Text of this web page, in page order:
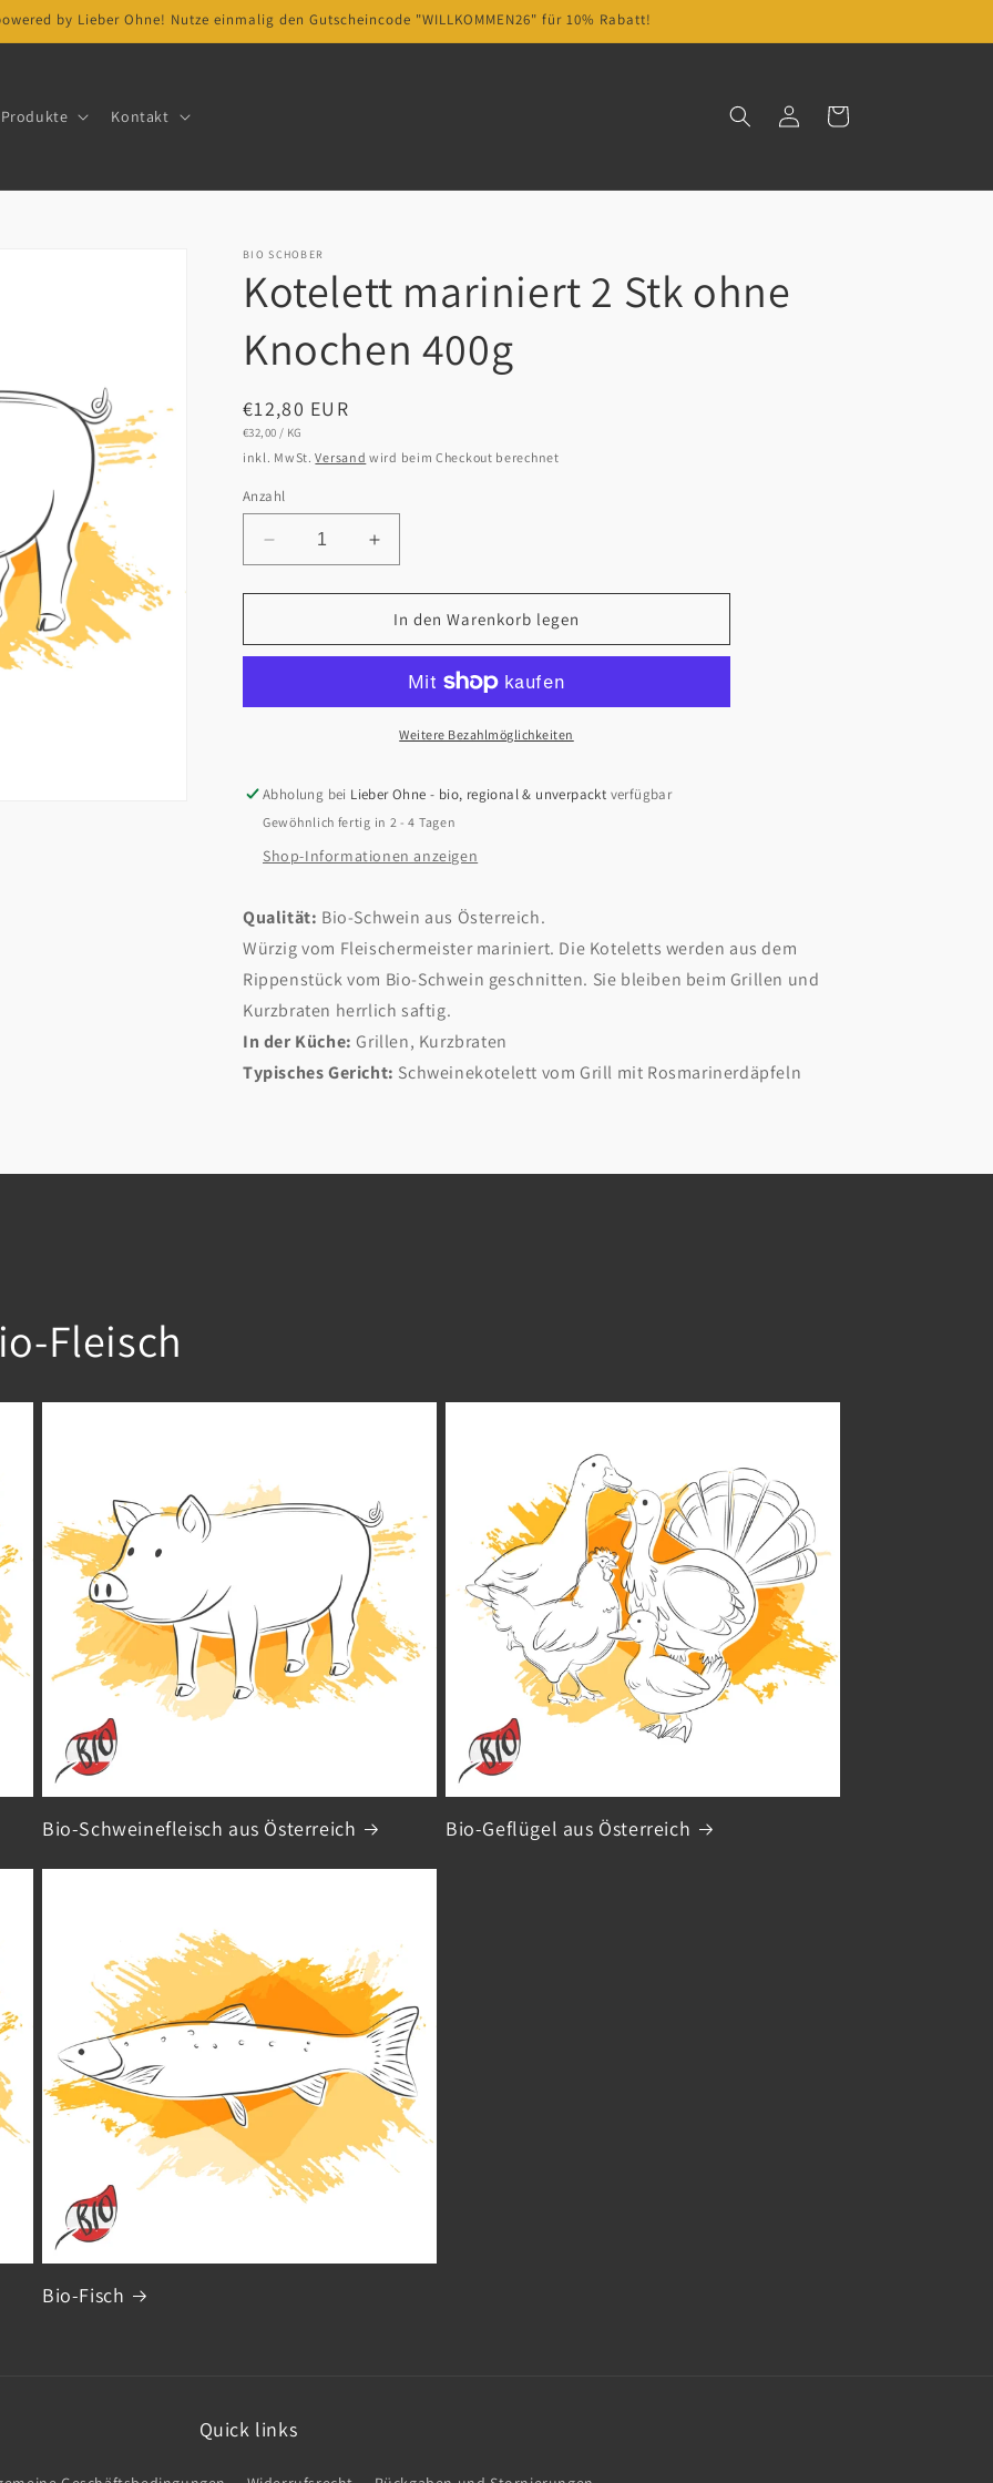
by Lieber Ohne! Nutze einmalig den Gutscheincode "WILLKOMMEN26" für 10% Rabatt!
Produkte Kontakt EinloggenWarenkorb
BIO SCHOBER
Kotelett mariniert 2 Stk ohne
Knochen 400g
Normaler
Preis
€12,80 EUR
STÜCKPREIS
€32,00 / PRO
KG
inkl. MwSt.Versand wird beim Checkout berechnet
Anzahl
Verringere
die
Menge
Kotelett
Stk
Erhöhe
die
Menge
für
Kotelett
Stk
ohne
In den Warenkorb legen
Weitere Bezahlmöglichkeiten
Abholung bei Lieber Ohne - bio, regional & unverpackt verfügbar
Gewöhnlich fertig in 2 - 4 Tagen
Shop-Informationen anzeigen
Qualität: Bio-Schwein aus Österreich.
Würzig vom Fleischermeister mariniert. Die Koteletts werden aus dem
Rippenstück vom Bio-Schwein geschnitten. Sie bleiben beim Grillen und
Kurzbraten herrlich saftig.
In der Küche: Grillen, Kurzbraten
Typisches Gericht: Schweinekotelett vom Grill mit Rosmarinerdäpfeln
Fleisch
Bio-Schweinefleisch aus Österreich Bio-Geflügel aus Österreich
Bio-Fisch
Quick links